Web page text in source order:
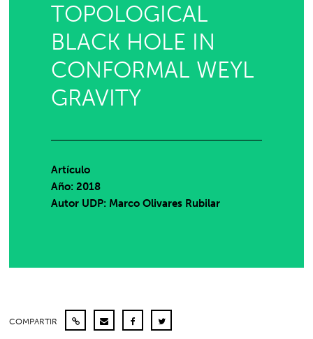
TOPOLOGICAL
BLACK HOLE IN
CONFORMAL WEYL
GRAVITY
Artículo
Año: 2018
Autor UDP: Marco Olivares Rubilar
COMPARTIR